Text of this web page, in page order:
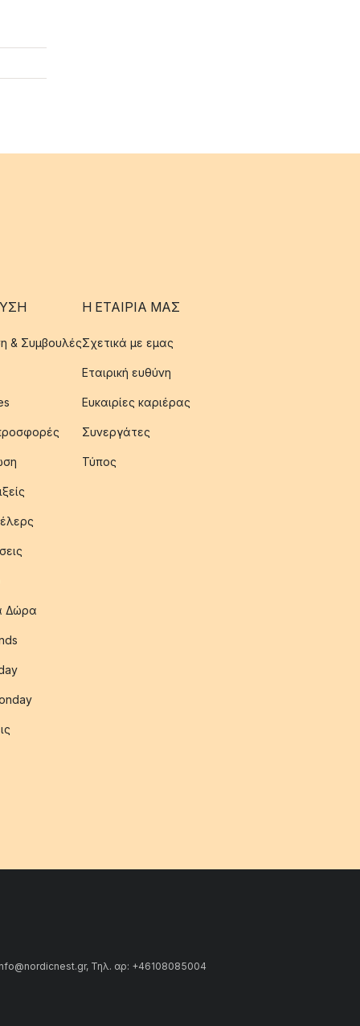
& Συμβουλές
Δώρα
Η ΕΤΑΊΡΙΑ ΜΑΣ
Σχετικά με εμας
Εταιρική ευθύνη
Ευκαιρίες καριέρας
Συνεργάτες
Τύπος
Τηλ. αρ: +46108085004